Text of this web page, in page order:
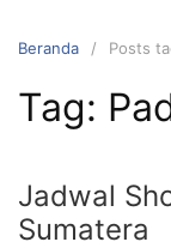
Beranda Posts
Tag:
Jadwal
Sumatera